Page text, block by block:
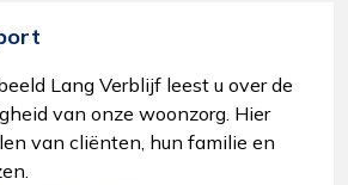
Lang Verblijf leest u over de
van onze woonzorg. Hier
van cliënten, hun familie en